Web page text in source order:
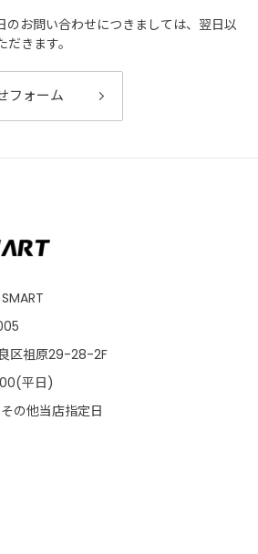
のお問い合わせにつきましては、翌日以
きます。
フォーム
区祖原29-28-2F
平日)
の他当店指定日